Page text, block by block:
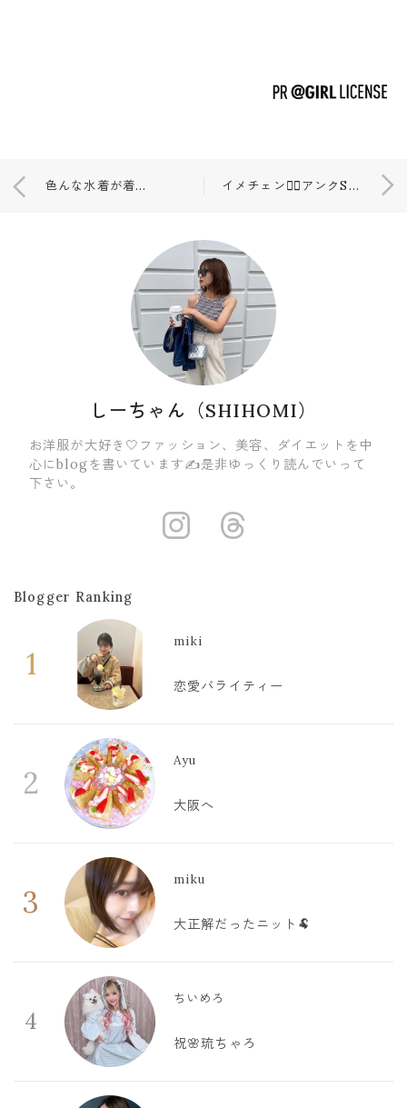
色んな水着が着られる🥰 イメチェン💇‍♀️アンクSALEしてる😳
しーちゃん（SHIHOMI）
お洋服が大好き🤍ファッション、美容、ダイエットを中
心にblogを書いています✍️是非ゆっくり読んでいって
下さい。
https://
Blogger Ranking
1
miki
恋愛バライティー
2
Ayu
大阪へ
3
miku
大正解だったニット🐏
4
ちいめろ
祝🌸琉ちゃろ